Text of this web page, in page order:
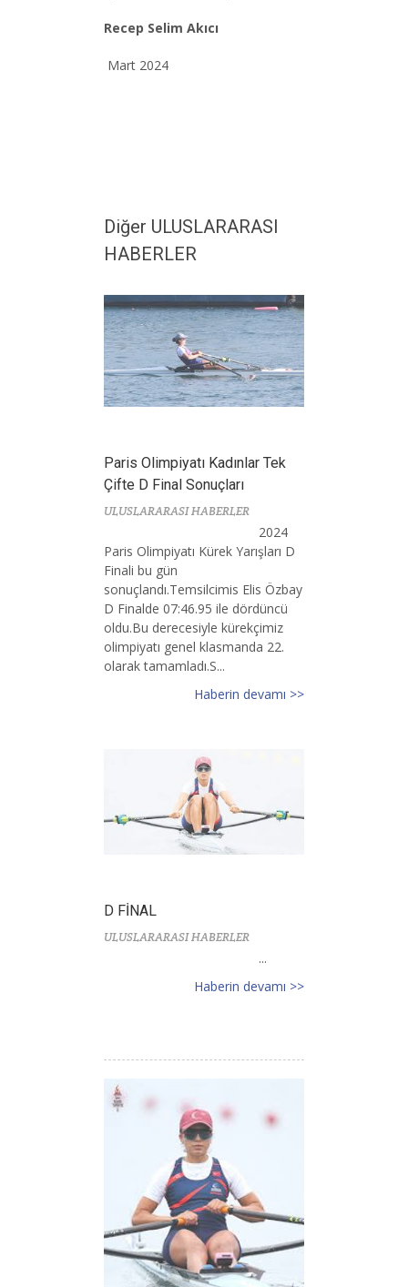
Recep Selim Akıcı
Mart 2024
Diğer ULUSLARARASI
HABERLER
Paris Olimpiyatı Kadınlar Tek
Çifte D Final Sonuçları
ULUSLARARASI HABERLER
2024
Paris Olimpiyatı Kürek Yarışları D
Finali bu gün
sonuçlandı.Temsilcimis Elis Özbay
D Finalde 07:46.95 ile dördüncü
oldu.Bu derecesiyle kürekçimiz
olimpiyatı genel klasmanda 22.
olarak tamamladı.S...
Haberin devamı >>
D FİNAL
ULUSLARARASI HABERLER
...
Haberin devamı >>